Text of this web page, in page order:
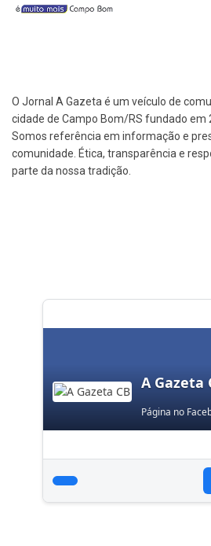
O Jornal A Gazeta é um veículo de
cidade de Campo Bom/RS fundado em
Somos referência em informação e
comunidade. Ética, transparência e
parte da nossa tradição.
A Gazeta
Página no